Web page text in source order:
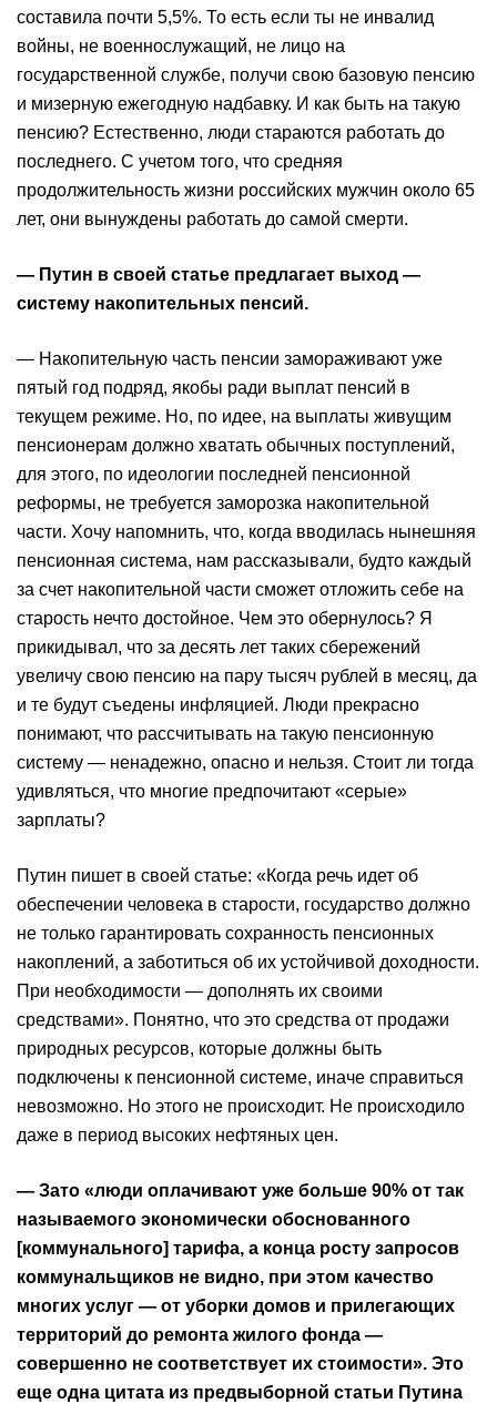
составила почти 5,5%. То есть если ты не инвалид
войны, не военнослужащий, не лицо на
государственной службе, получи свою базовую пенсию
и мизерную ежегодную надбавку. И как быть на такую
пенсию? Естественно, люди стараются работать до
последнего. С учетом того, что средняя
продолжительность жизни российских мужчин около 65
лет, они вынуждены работать до самой смерти.
— Путин в своей статье предлагает выход —
систему накопительных пенсий.
— Накопительную часть пенсии замораживают уже
пятый год подряд, якобы ради выплат пенсий в
текущем режиме. Но, по идее, на выплаты живущим
пенсионерам должно хватать обычных поступлений,
для этого, по идеологии последней пенсионной
реформы, не требуется заморозка накопительной
части. Хочу напомнить, что, когда вводилась нынешняя
пенсионная система, нам рассказывали, будто каждый
за счет накопительной части сможет отложить себе на
старость нечто достойное. Чем это обернулось? Я
прикидывал, что за десять лет таких сбережений
увеличу свою пенсию на пару тысяч рублей в месяц, да
и те будут съедены инфляцией. Люди прекрасно
понимают, что рассчитывать на такую пенсионную
систему — ненадежно, опасно и нельзя. Стоит ли тогда
удивляться, что многие предпочитают «серые»
зарплаты?
Путин пишет в своей статье: «Когда речь идет об
обеспечении человека в старости, государство должно
не только гарантировать сохранность пенсионных
накоплений, а заботиться об их устойчивой доходности.
При необходимости — дополнять их своими
средствами». Понятно, что это средства от продажи
природных ресурсов, которые должны быть
подключены к пенсионной системе, иначе справиться
невозможно. Но этого не происходит. Не происходило
даже в период высоких нефтяных цен.
— Зато «люди оплачивают уже больше 90% от так
называемого экономически обоснованного
[коммунального] тарифа, а конца росту запросов
коммунальщиков не видно, при этом качество
многих услуг — от уборки домов и прилегающих
территорий до ремонта жилого фонда —
совершенно не соответствует их стоимости». Это
еще одна цитата из предвыборной статьи Путина